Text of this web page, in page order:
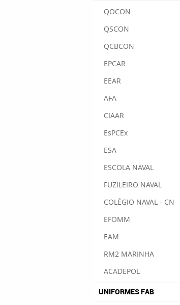
QOCON
QSCON
QCBCON
EPCAR
EEAR
AFA
CIAAR
EsPCEx
ESA
ESCOLA NAVAL
FUZILEIRO NAVAL
COLÉGIO NAVAL - CN
EFOMM
EAM
RM2 MARINHA
ACADEPOL
UNIFORMES FAB